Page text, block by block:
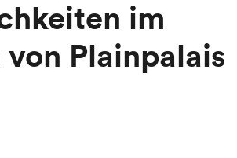
im
von Plainpalais